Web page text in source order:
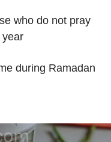
who do not pray
year
during Ramadan